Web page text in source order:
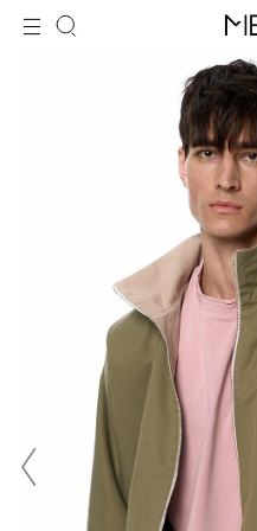
Для клиентов всех банков
на части
без переплат
График платежей
Сегодня